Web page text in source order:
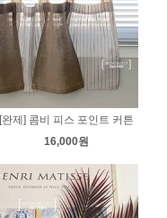
[완제] 콤비 피스 포인트 커튼
16,000원